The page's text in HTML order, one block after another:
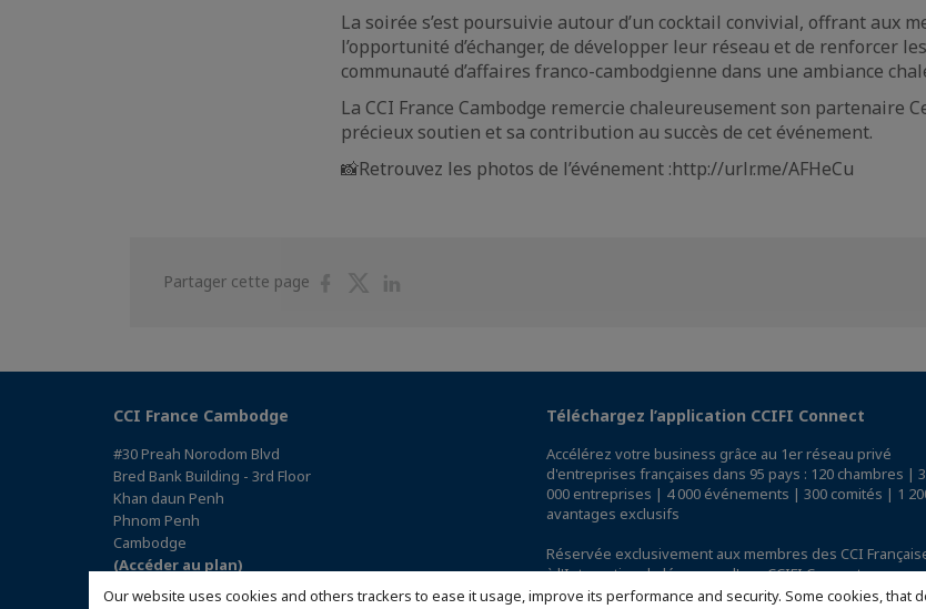
Our website uses cookies and others trackers to ease it usage, improve its performance and security. Some cookies,
La soirée s’est poursuivie autour d’un cocktail convivial, offrant aux
l’opportunité d’échanger, de développer leur réseau et de renforcer
communauté d’affaires franco-cambodgienne dans une ambiance
La CCI France Cambodge remercie chaleureusement son partenaire
précieux soutien et sa contribution au succès de cet événement.
📸Retrouvez les photos de l’événement :http://urlr.me/AFHeCu
Partager cette page
PartagerPartager
CCI France Cambodge
#30 Preah Norodom Blvd
Bred Bank Building - 3rd Floor
Khan daun Penh
Phnom Penh
Cambodge
(Accéder au plan)
Téléchargez l’application CCIFI Connect
Accélérez votre business grâce au 1er réseau privé
d'entreprises françaises dans 95 pays : 120 chambres |
000 entreprises | 4 000 événements | 300 comités | 1
avantages exclusifs
Réservée exclusivement aux membres des CCI
à l'International,découvrez l'app CCIFI Connect.